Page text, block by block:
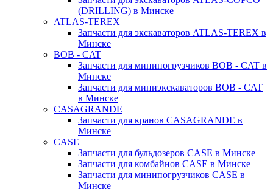
(DRILLING) в Минске
ATLAS-TEREX
Запчасти для экскаваторов ATLAS-TEREX в
Минске
BOB - CAT
Запчасти для минипогрузчиков BOB - CAT в
Минске
Запчасти для миниэкскаваторов BOB - CAT
в Минске
CASAGRANDE
Запчасти для кранов CASAGRANDE в
Минске
CASE
Запчасти для бульдозеров CASE в Минске
Запчасти для комбайнов CASE в Минске
Запчасти для минипогрузчиков CASE в
Минске